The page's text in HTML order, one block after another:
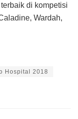
di kompetisi
Wardah,
Hospital 2018